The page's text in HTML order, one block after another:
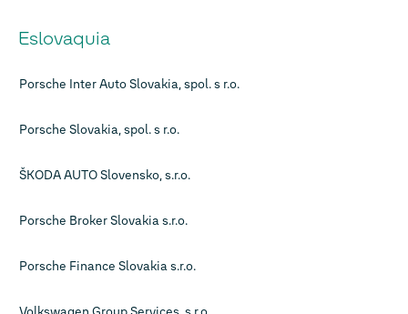
Eslovaquia
Porsche Inter Auto Slovakia, spol. s r.o.
Porsche Slovakia, spol. s r.o.
ŠKODA AUTO Slovensko, s.r.o.
Porsche Broker Slovakia s.r.o.
Porsche Finance Slovakia s.r.o.